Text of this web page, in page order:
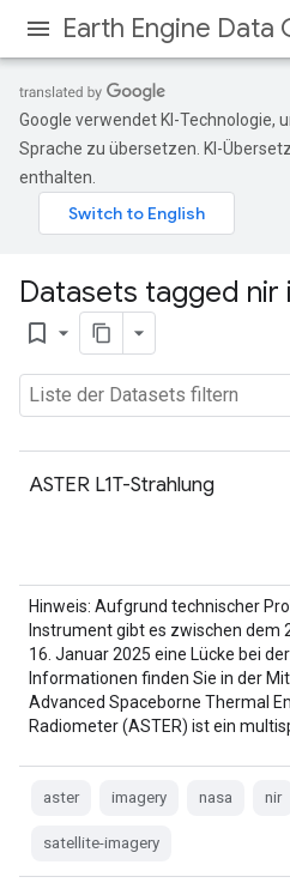
Earth Engine Data
Google verwendet KI-Technologie,
Sprache zu übersetzen. KI-
enthalten.
Datasets tagged nir
bookmark_border
ASTER L1T-Strahlung
Hinweis: Aufgrund technischer
Instrument gibt es zwischen dem
16. Januar 2025 eine Lücke bei
Informationen finden Sie in der
Advanced Spaceborne Thermal
Radiometer (ASTER) ist ein
aster imagery nasa nir
satellite-imagery